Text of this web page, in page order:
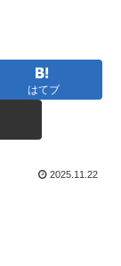
はてブ
2025.11.22